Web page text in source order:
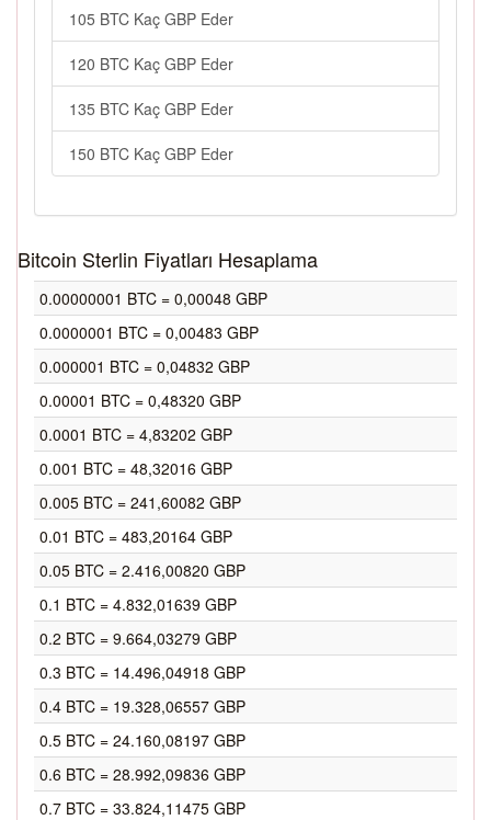
105 BTC Kaç GBP Eder
120 BTC Kaç GBP Eder
135 BTC Kaç GBP Eder
150 BTC Kaç GBP Eder
Bitcoin Sterlin Fiyatları Hesaplama
0.00000001 BTC = 0,00048 GBP
0.0000001 BTC = 0,00483 GBP
0.000001 BTC = 0,04832 GBP
0.00001 BTC = 0,48320 GBP
0.0001 BTC = 4,83202 GBP
0.001 BTC = 48,32016 GBP
0.005 BTC = 241,60082 GBP
0.01 BTC = 483,20164 GBP
0.05 BTC = 2.416,00820 GBP
0.1 BTC = 4.832,01639 GBP
0.2 BTC = 9.664,03279 GBP
0.3 BTC = 14.496,04918 GBP
0.4 BTC = 19.328,06557 GBP
0.5 BTC = 24.160,08197 GBP
0.6 BTC = 28.992,09836 GBP
0.7 BTC = 33.824,11475 GBP